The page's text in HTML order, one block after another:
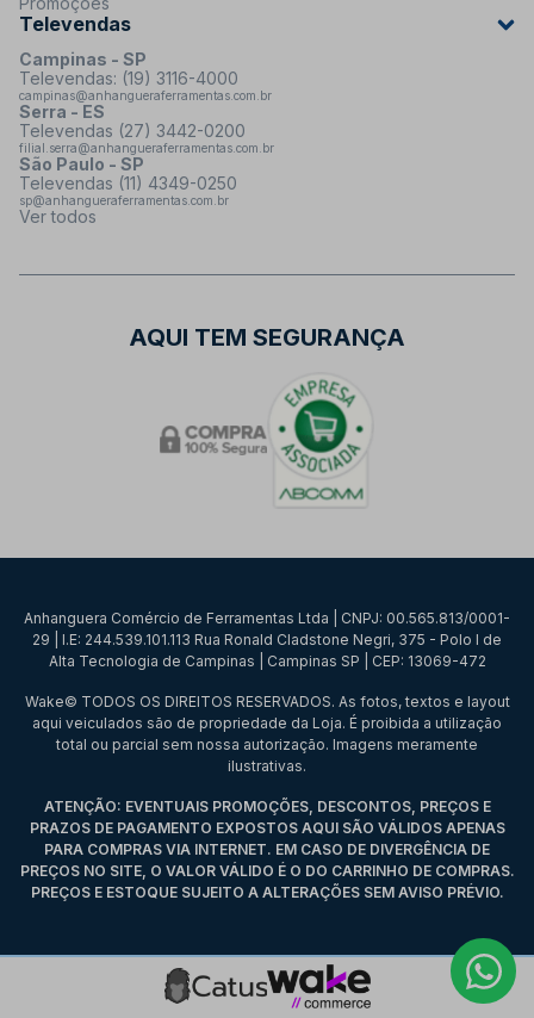
Televendas
Campinas - SP
Televendas: (19) 3116-4000
campinas@anhangueraferramentas.com.br
Serra - ES
Televendas (27) 3442-0200
filial.serra@anhangueraferramentas.com.br
São Paulo - SP
Televendas (11) 4349-0250
sp@anhangueraferramentas.com.br
Ver todos
AQUI TEM SEGURANÇA
Anhanguera Comércio de Ferramentas Ltda | CNPJ: 00.565.813/0001-
29 | I.E: 244.539.101.113 Rua Ronald Cladstone Negri, 375 - Polo I de
Alta Tecnologia de Campinas | Campinas SP | CEP: 13069-472
Wake© TODOS OS DIREITOS RESERVADOS. As fotos, textos e layout
aqui veiculados são de propriedade da Loja. É proibida a utilização
total ou parcial sem nossa autorização. Imagens meramente
ilustrativas.
ATENÇÃO: EVENTUAIS PROMOÇÕES, DESCONTOS, PREÇOS E
PRAZOS DE PAGAMENTO EXPOSTOS AQUI SÃO VÁLIDOS APENAS
PARA COMPRAS VIA INTERNET. EM CASO DE DIVERGÊNCIA DE
PREÇOS NO SITE, O VALOR VÁLIDO É O DO CARRINHO DE COMPRAS.
PREÇOS E ESTOQUE SUJEITO A ALTERAÇÕES SEM AVISO PRÉVIO.